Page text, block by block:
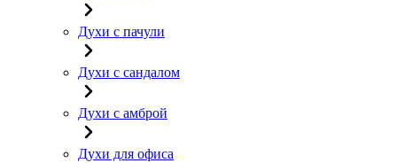
Духи с пачули
Духи с сандалом
Духи с амброй
Духи для офиса